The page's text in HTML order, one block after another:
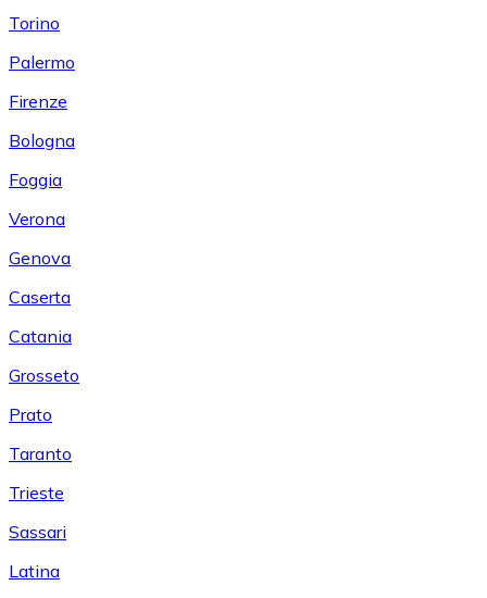
Torino
Palermo
Firenze
Bologna
Foggia
Verona
Genova
Caserta
Catania
Grosseto
Prato
Taranto
Trieste
Sassari
Latina